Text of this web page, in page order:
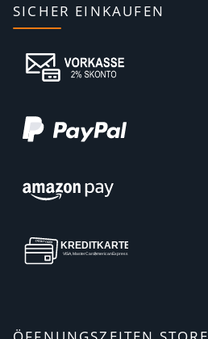
SICHER EINKAUFEN